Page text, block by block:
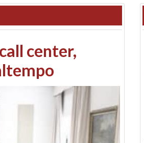
fronte resta
ettari